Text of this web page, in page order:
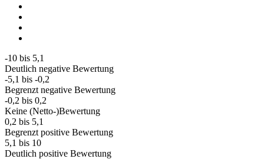
-10 bis 5,1
Deutlich negative Bewertung
-5,1 bis -0,2
Begrenzt negative Bewertung
-0,2 bis 0,2
Keine (Netto-)Bewertung
0,2 bis 5,1
Begrenzt positive Bewertung
5,1 bis 10
Deutlich positive Bewertung